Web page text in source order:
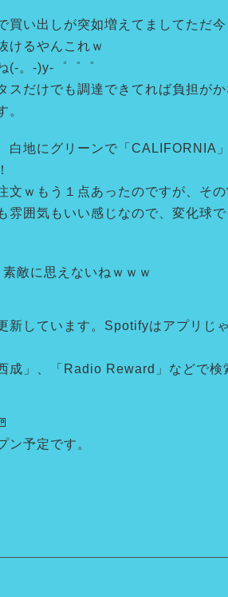
買い出しが突如増えてましてただ
けるやんこれｗ
(-。-)y-゜゜゜
スだけでも調達できてれば負担がか
。
白地にグリーンで「CALIFORNIA
文ｗもう１点あったのですが、そ
雰囲気もいい感じなので、変化球
敵に思えないねｗｗｗ
新しています。Spotifyはアプリじ
成」、「Radio Reward」などで検
ン予定です。